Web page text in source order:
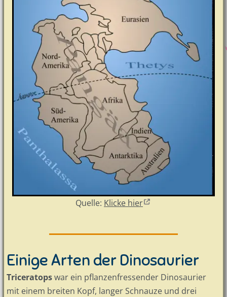
Quelle: Klicke hier
Einige Arten der Dinosaurier
Triceratopswar ein pflanzenfressender Dinosaurier
mit einem breiten Kopf, langer Schnauze und drei